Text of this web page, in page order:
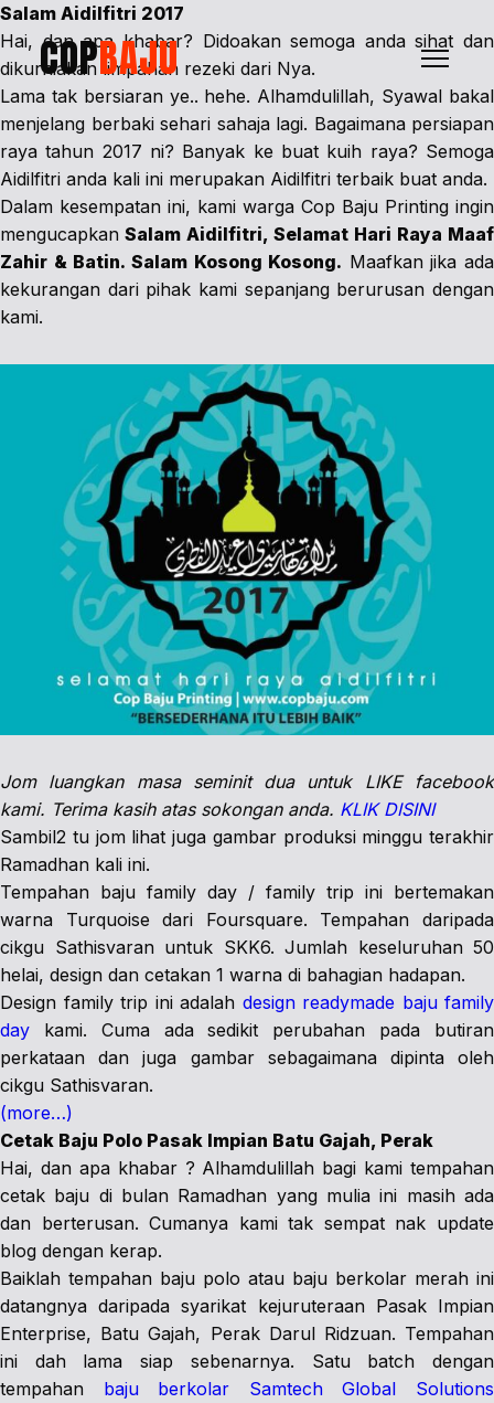
COPBAJU
Salam Aidilfitri 2017
Hai, dan apa khabar? Didoakan semoga anda sihat dan
dikurniakan limpahan rezeki dari Nya.
Lama tak bersiaran ye.. hehe. Alhamdulillah, Syawal bakal
menjelang berbaki sehari sahaja lagi. Bagaimana persiapan
raya tahun 2017 ni? Banyak ke buat kuih raya? Semoga
Aidilfitri anda kali ini merupakan Aidilfitri terbaik buat anda.
Dalam kesempatan ini, kami warga Cop Baju Printing ingin
mengucapkan Salam Aidilfitri, Selamat Hari Raya Maaf
Zahir & Batin. Salam Kosong Kosong. Maafkan jika ada
kekurangan dari pihak kami sepanjang berurusan dengan
kami.
Jom luangkan masa seminit dua untuk LIKE facebook
kami. Terima kasih atas sokongan anda. KLIK DISINI
Sambil2 tu jom lihat juga gambar produksi minggu terakhir
Ramadhan kali ini.
Tempahan baju family day / family trip ini bertemakan
warna Turquoise dari Foursquare. Tempahan daripada
cikgu Sathisvaran untuk SKK6. Jumlah keseluruhan 50
helai, design dan cetakan 1 warna di bahagian hadapan.
Design family trip ini adalah design readymade baju family
day kami. Cuma ada sedikit perubahan pada butiran
perkataan dan juga gambar sebagaimana dipinta oleh
cikgu Sathisvaran.
(more…)
Cetak Baju Polo Pasak Impian Batu Gajah, Perak
Hai, dan apa khabar ? Alhamdulillah bagi kami tempahan
cetak baju di bulan Ramadhan yang mulia ini masih ada
dan berterusan. Cumanya kami tak sempat nak update
blog dengan kerap.
Baiklah tempahan baju polo atau baju berkolar merah ini
datangnya daripada syarikat kejuruteraan Pasak Impian
Enterprise, Batu Gajah, Perak Darul Ridzuan. Tempahan
ini dah lama siap sebenarnya. Satu batch dengan
tempahan baju berkolar Samtech Global Solutions